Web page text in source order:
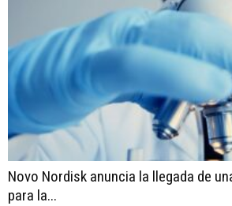
Novo Nordisk anuncia la llegada de
para la...